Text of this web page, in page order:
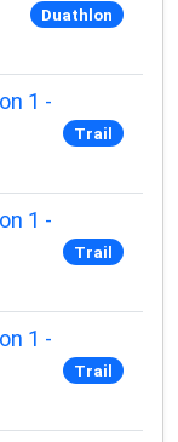
Duathlon
1 -
Trail
1 -
Trail
1 -
Trail